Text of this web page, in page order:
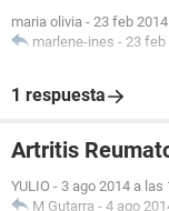
maria olivia - 23 feb
marlene-ines - 23 feb
1 respuesta
Artritis
YULIO - 3 ago 2014 a las
M Gutarra - 4 ago